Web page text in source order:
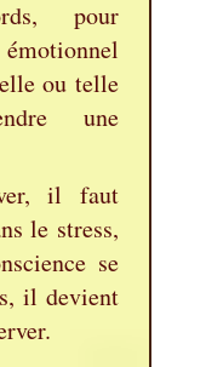
pour
ou telle
une
il faut
le stress,
se
il devient